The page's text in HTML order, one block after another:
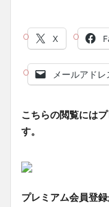
X
メールアドレ
こちらの閲覧には
す。
プレミアム会員登